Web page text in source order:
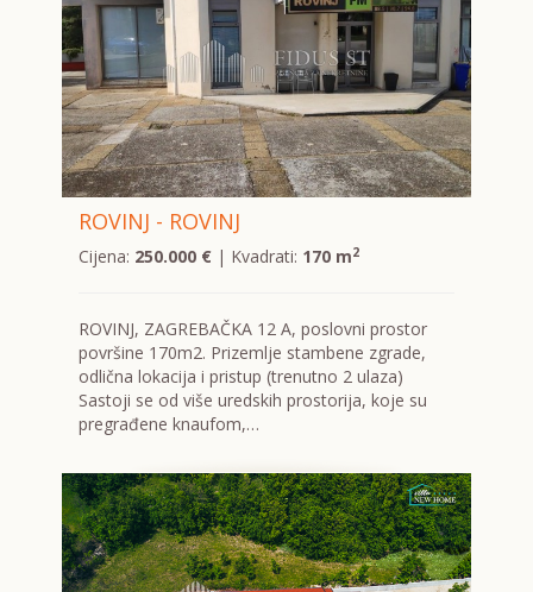
ROVINJ - ROVINJ
Cijena: 250.000 €| Kvadrati: 170 m2
ROVINJ, ZAGREBAČKA 12 A, poslovni prostor
površine 170m2. Prizemlje stambene zgrade,
odlična lokacija i pristup (trenutno 2 ulaza)
Sastoji se od više uredskih prostorija, koje su
pregrađene knaufom,…